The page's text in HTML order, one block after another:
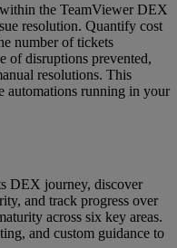
the TeamViewer DEX
resolution. Quantify cost
number of tickets
of disruptions prevented,
resolutions. This
automations running in your
DEX journey, discover
and track progress over
across six key areas.
and custom guidance to